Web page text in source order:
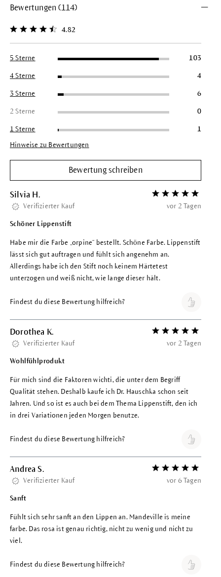
Bewertungen (114)
Durchschnittliche Bewertung von 4.8 von 5 Sternen
4.82
5 Sterne 103
4 Sterne 4
3 Sterne 6
2 Sterne 0
1 Sterne 1
Hinweise zu Bewertungen
Bewertung schreiben
Silvia H. Bewertung mit 5
Verifizierter Kauf vor 2 Tagen
Schöner Lippenstift
Habe mir die Farbe „orpine“ bestellt. Schöne Farbe. Lippenstift
lässt sich gut auftragen und fühlt sich angenehm an.
Allerdings habe ich den Stift noch keinem Härtetest
unterzogen und weiß nicht, wie lange dieser hält.
Findest du diese Bewertung hilfreich?
Dorothea K. Bewertung mit 5
Verifizierter Kauf vor 2 Tagen
Wohlfühlprodukt
Für mich sind die Faktoren wichti, die unter dem Begriff
Qualität stehen. Deshalb kaufe ich Dr. Hauschka schon seit
Jahren. Und so ist es auch bei dem Thema Lippenstift, den ich
in drei Variationen jeden Morgen benutze.
Findest du diese Bewertung hilfreich?
Andrea S. Bewertung mit 5
Verifizierter Kauf vor 6 Tagen
Sanft
Fühlt sich sehr sanft an den Lippen an. Mandeville is meine
farbe. Das rosa ist genau richtig, nicht zu wenig und nicht zu
viel.
Findest du diese Bewertung hilfreich?